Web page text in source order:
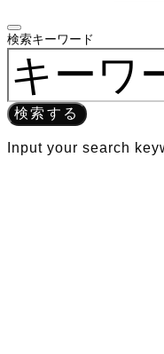
検索キーワード
検索する
Input your search